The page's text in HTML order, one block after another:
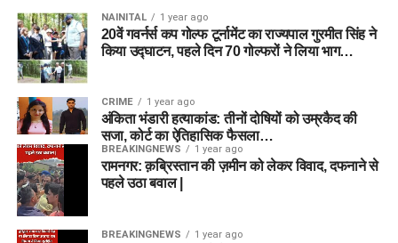
NAINITAL 1 year ago
20वें गवर्नर्स कप गोल्फ टूर्नामेंट का राज्यपाल गुरमीत सिंह ने
किया उद्घाटन, पहले दिन 70 गोल्फरों ने लिया भाग…
CRIME 1 year ago
अंकिता भंडारी हत्याकांड: तीनों दोषियों को उम्रकैद की
सजा, कोर्ट का ऐतिहासिक फैसला…
BREAKINGNEWS 1 year ago
रामनगर: क़ब्रिस्तान की ज़मीन को लेकर विवाद, दफनाने से
पहले उठा बवाल |
BREAKINGNEWS 1 year ago